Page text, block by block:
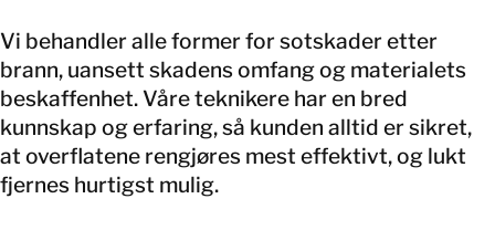
Vi behandler alle former for sotskader etter
brann, uansett skadens omfang og materialets
beskaffenhet. Våre teknikere har en bred
kunnskap og erfaring, så kunden alltid er sikret,
at overflatene rengjøres mest effektivt, og lukt
fjernes hurtigst mulig.